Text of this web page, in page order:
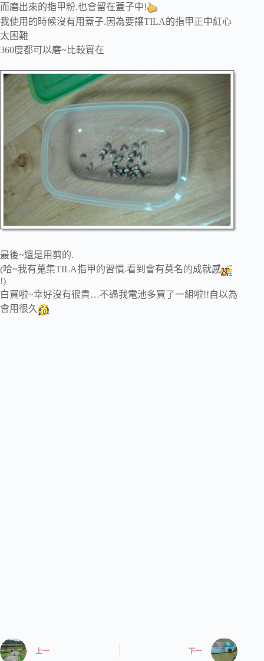
而磨出來的指甲粉.也會留在蓋子中!
我使用的時候沒有用蓋子.因為要讓TILA的指甲正中紅心
太困難
360度都可以磨~比較實在
最後~還是用剪的.
(哈~我有蒐集TILA指甲的習慣.看到會有莫名的成就感
!)
白買啦~幸好沒有很貴…不過我電池多買了一組啦!!自以為
會用很久
上一 下一